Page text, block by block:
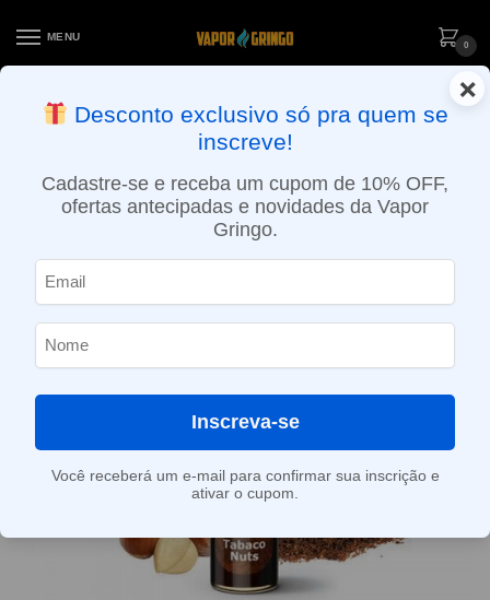
MENU
0
ENTREGA NO MESMO DIA EM SÃO PAULO (SEG A SEX): PEDIDOS
APROVADOS ATÉ 15:30 VIA MOTOBOY
×
Desconto exclusivo só pra quem se
inscreve!
Cadastre-se e receba um cupom de 10% OFF,
ofertas antecipadas e novidades da Vapor
Gringo.
Inscreva-se
Você receberá um e-mail para confirmar sua inscrição e
ativar o cupom.